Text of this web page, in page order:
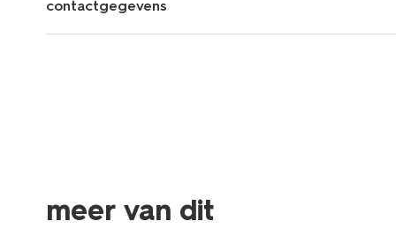
contactgegevens
meer van dit